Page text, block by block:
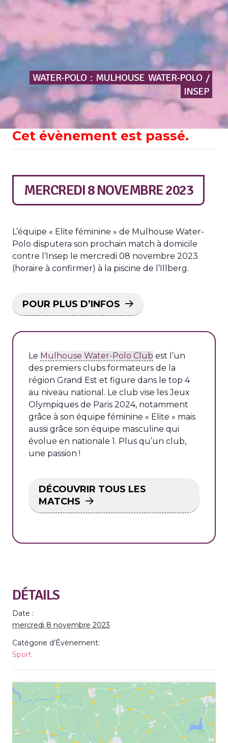
WATER-POLO : MULHOUSE WATER-POLO /
INSEP
Cet évènement est passé.
MERCREDI 8 NOVEMBRE 2023
L’équipe « Elite féminine » de Mulhouse Water-
Polo disputera son prochain match à domicile
contre l’Insep le mercredi 08 novembre 2023
(horaire à confirmer) à la piscine de l’Illberg.
POUR PLUS D’INFOS
Le Mulhouse Water-Polo Club est l’un
des premiers clubs formateurs de la
région Grand Est et figure dans le top 4
au niveau national. Le club vise les Jeux
Olympiques de Paris 2024, notamment
grâce à son équipe féminine « Elite » mais
aussi grâce son équipe masculine qui
évolue en nationale 1. Plus qu’un club,
une passion !
DÉCOUVRIR TOUS LES
MATCHS
DÉTAILS
Date :
mercredi 8 novembre 2023
Catégorie d’Évènement:
Sport